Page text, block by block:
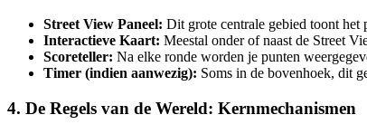
Street View Paneel: Dit grote centrale gebied toont
Interactieve Kaart: Meestal onder of naast de Street
Scoreteller: Na elke ronde worden je punten
Timer (indien aanwezig): Soms in de bovenhoek, dit
4. De Regels van de Wereld: Kernmechanismen